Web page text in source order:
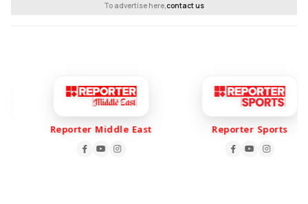
To advertise here,contact us
Reporter Middle East Reporter Sports